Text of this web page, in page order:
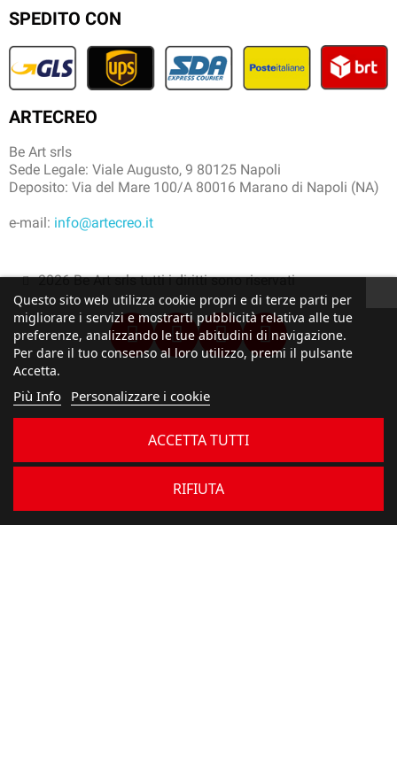
SPEDITO CON
ARTECREO
Be Art srls
Sede Legale: Viale Augusto, 9 80125 Napoli
Deposito: Via del Mare 100/A 80016 Marano di Napoli (NA)
e-mail: info@artecreo.it
2026 Be Art srls tutti i diritti sono riservati
Questo sito web utilizza cookie propri e di terze parti per
migliorare i servizi e mostrarti pubblicità relativa alle tue
preferenze, analizzando le tue abitudini di navigazione.
Per dare il tuo consenso al loro utilizzo, premi il pulsante
Accetta.
Più Info Personalizzare i cookie
RIFIUTA
ACCETTA TUTTI